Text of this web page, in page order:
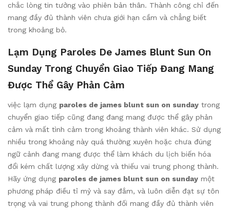
chắc lòng tin tưởng vào phiên bản thân. Thành công chỉ đến
mang đầy đủ thành viên chưa giới hạn cầm và chẳng biết
trong khoảng bỏ.
Lạm Dụng Paroles De James Blunt Sun On
Sunday Trong Chuyển Giao Tiếp Đang Mang
Được Thể Gây Phản Cảm
việc lạm dụng paroles de james blunt sun on sunday trong
chuyển giao tiếp cũng đang đang mang được thể gây phản
cảm và mất tình cảm trong khoảng thành viên khác. Sử dụng
nhiều trong khoảng này quá thường xuyên hoặc chưa đúng
ngữ cảnh đang mang được thể làm khách du lịch biến hóa
đổi kém chất lượng xây dừng và thiếu vai trung phong thành.
Hãy ứng dụng paroles de james blunt sun on sunday một
phương pháp điều tỉ mỷ và say đắm, và luôn diễn đạt sự tôn
trọng và vai trung phong thành đối mang đầy đủ thành viên